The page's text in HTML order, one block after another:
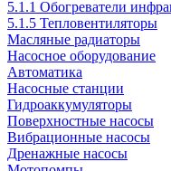
5.1.1 Обогреватели
5.1.5 Тепловентиляторы
Масляные радиаторы
Насосное оборудование
Автоматика
Насосные станции
Гидроаккумуляторы
Поверхностные насосы
Вибрационные насосы
Дренажные насосы